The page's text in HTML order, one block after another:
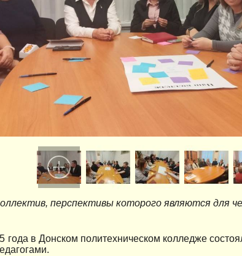
перспективы которого являются для
года в Донском политехническом колледже